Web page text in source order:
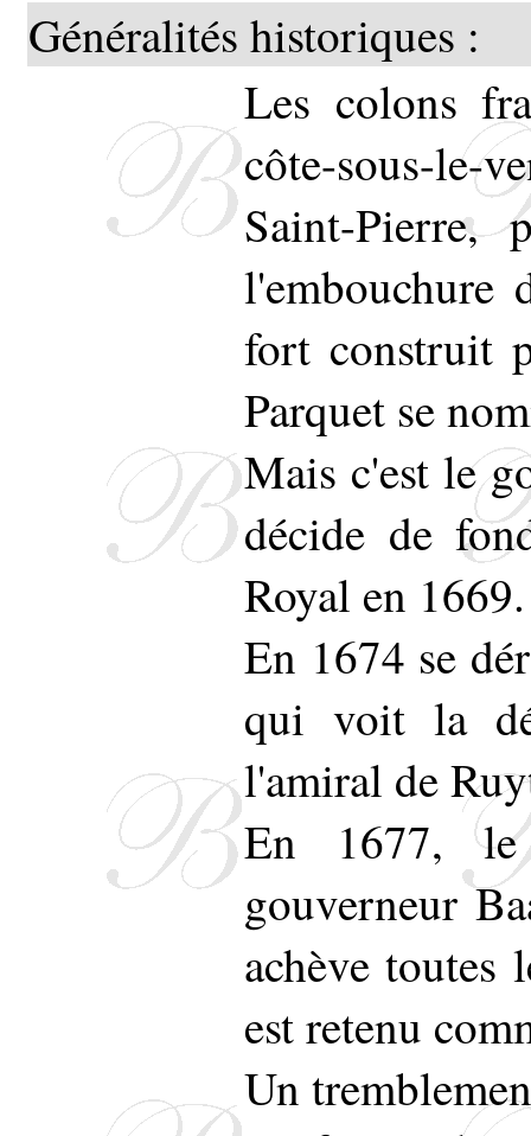
Généralités historiques :
Les colons
côte-sous-
Saint-
l'embouchure
fort construit
Parquet se
Mais c'est le
décide de
Royal en
En 1674 se
qui voit la
l'amiral de
En 1677, le
gouverneur
achève toutes
est retenu
Un